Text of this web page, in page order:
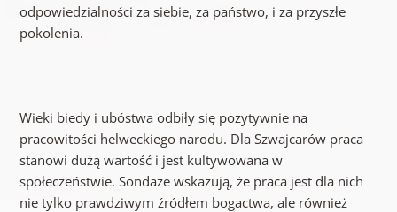
odpowiedzialności za siebie, za państwo, i za przyszłe
pokolenia.
Wieki biedy i ubóstwa odbiły się pozytywnie na
pracowitości helweckiego narodu. Dla Szwajcarów praca
stanowi dużą wartość i jest kultywowana w
społeczeństwie. Sondaże wskazują, że praca jest dla nich
nie tylko prawdziwym źródłem bogactwa, ale również